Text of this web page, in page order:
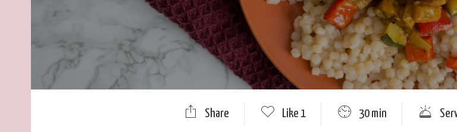
Share Like 1 30 min